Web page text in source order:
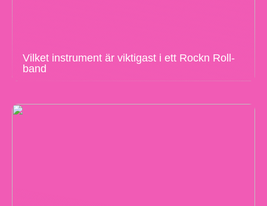
Vilket instrument är viktigast i ett Rockn Roll-
band